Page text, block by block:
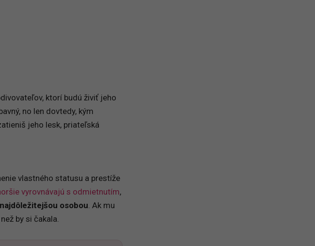
ktorí budú živiť jeho
no len dovtedy, kým
jeho lesk, priateľská
vlastného statusu a prestíže
vyrovnávajú s odmietnutím,
osobou. Ak mu
by si čakala.